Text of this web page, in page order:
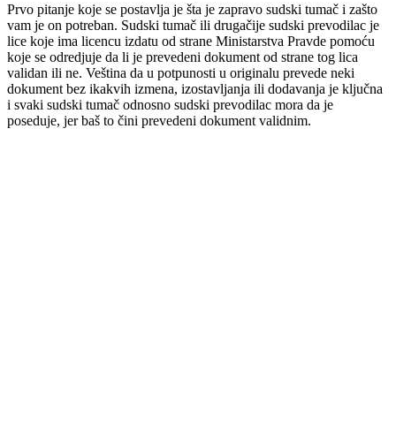
Prvo pitanje koje se postavlja je šta je zapravo sudski tumač i zašto
vam je on potreban. Sudski tumač ili drugačije sudski prevodilac je
lice koje ima licencu izdatu od strane Ministarstva Pravde pomoću
koje se odredjuje da li je prevedeni dokument od strane tog lica
validan ili ne. Veština da u potpunosti u originalu prevede neki
dokument bez ikakvih izmena, izostavljanja ili dodavanja je ključna
i svaki sudski tumač odnosno sudski prevodilac mora da je
poseduje, jer baš to čini prevedeni dokument validnim.